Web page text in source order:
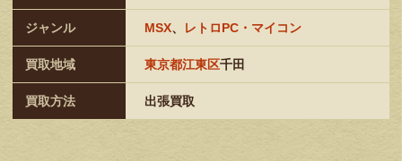
ジャンル MSX、 レトロPC・マイコン
買取地域 東京都江東区千田
買取方法 出張買取